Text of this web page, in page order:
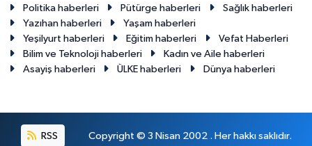
Politika haberleri
Pütürge haberleri
Sağlık haberleri
Yazıhan haberleri
Yaşam haberleri
Yeşilyurt haberleri
Eğitim haberleri
Vefat Haberleri
Bilim ve Teknoloji haberleri
Kadın ve Aile haberleri
Asayiş haberleri
ÜLKE haberleri Dünya haberleri
RSS Copyright © 3 Nisan 2002 . Her hakkı saklıdır.